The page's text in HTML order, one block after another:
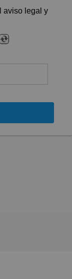
aviso legal y